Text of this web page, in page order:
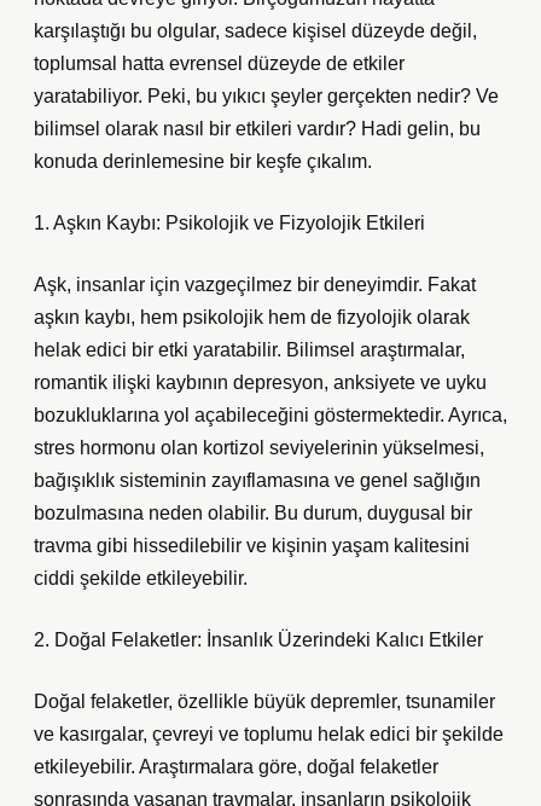
karşılaştığı bu olgular, sadece kişisel düzeyde değil,
toplumsal hatta evrensel düzeyde de etkiler
yaratabiliyor. Peki, bu yıkıcı şeyler gerçekten nedir? Ve
bilimsel olarak nasıl bir etkileri vardır? Hadi gelin, bu
konuda derinlemesine bir keşfe çıkalım.
1. Aşkın Kaybı: Psikolojik ve Fizyolojik Etkileri
Aşk, insanlar için vazgeçilmez bir deneyimdir. Fakat
aşkın kaybı, hem psikolojik hem de fizyolojik olarak
helak edici bir etki yaratabilir. Bilimsel araştırmalar,
romantik ilişki kaybının depresyon, anksiyete ve uyku
bozukluklarına yol açabileceğini göstermektedir. Ayrıca,
stres hormonu olan kortizol seviyelerinin yükselmesi,
bağışıklık sisteminin zayıflamasına ve genel sağlığın
bozulmasına neden olabilir. Bu durum, duygusal bir
travma gibi hissedilebilir ve kişinin yaşam kalitesini
ciddi şekilde etkileyebilir.
2. Doğal Felaketler: İnsanlık Üzerindeki Kalıcı Etkiler
Doğal felaketler, özellikle büyük depremler, tsunamiler
ve kasırgalar, çevreyi ve toplumu helak edici bir şekilde
etkileyebilir. Araştırmalara göre, doğal felaketler
sonrasında yaşanan travmalar, insanların psikolojik